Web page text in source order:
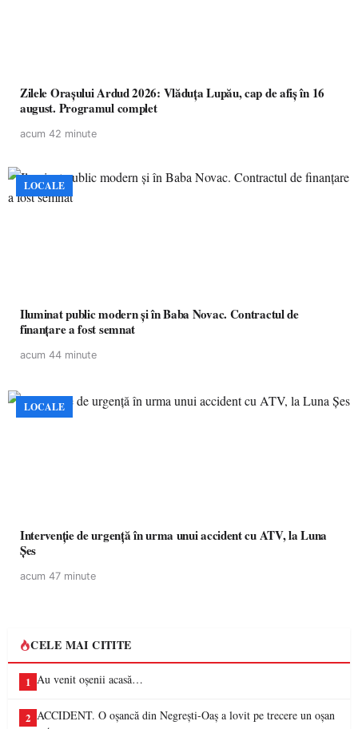
Zilele Orașului Ardud 2026: Vlăduța Lupău, cap de afiș în 16
august. Programul complet
acum 42 minute
LOCALE
Iluminat public modern și în Baba Novac. Contractul de
finanțare a fost semnat
acum 44 minute
LOCALE
Intervenție de urgență în urma unui accident cu ATV, la Luna
Șes
acum 47 minute
CELE MAI CITITE
1 Au venit oșenii acasă…
2 ACCIDENT. O oșancă din Negrești-Oaș a lovit pe trecere un oșan